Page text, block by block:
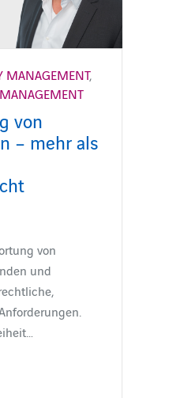
MANAGEMENT,
von
– mehr als
von
und